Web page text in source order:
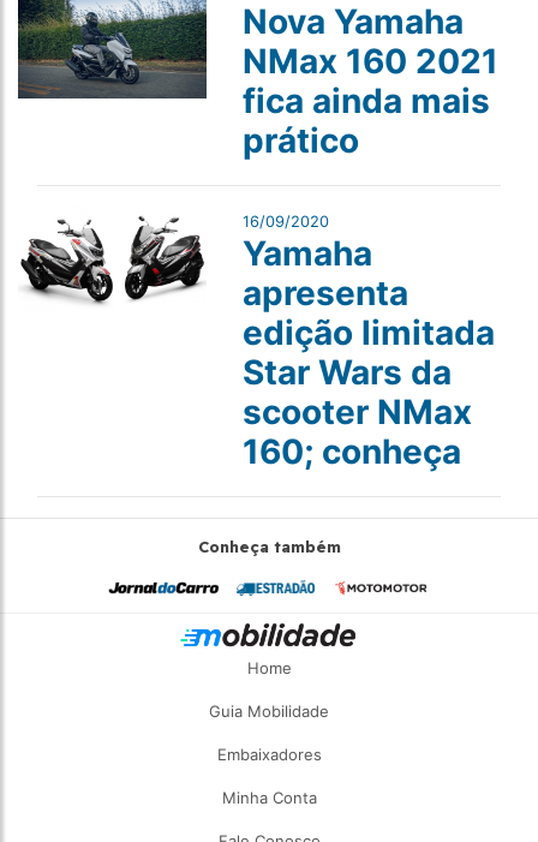
Nova Yamaha
NMax 160 2021
fica ainda mais
prático
16/09/2020
Yamaha
apresenta
edição limitada
Star Wars da
scooter NMax
160; conheça
Conheça também
Home
Guia Mobilidade
Embaixadores
Minha Conta